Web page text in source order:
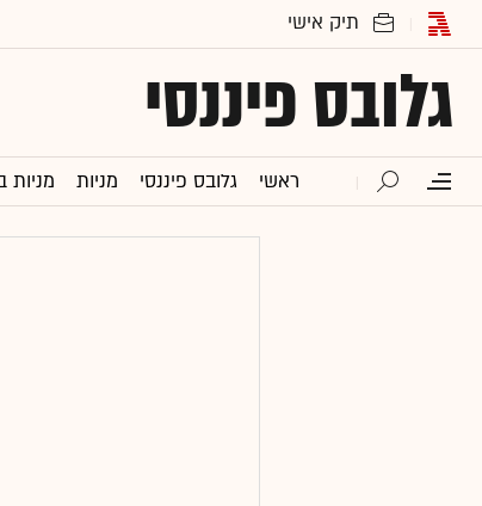
גלובס פיננסי
ראשי גלובס פיננסי מניות מניות